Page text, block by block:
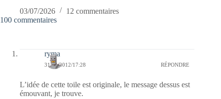
03/07/2026
12 commentaires
100 commentaires
ryma
31/01/2012/17:28 RÉPONDRE
L’idée de cette toile est originale, le message dessus est
émouvant, je trouve.